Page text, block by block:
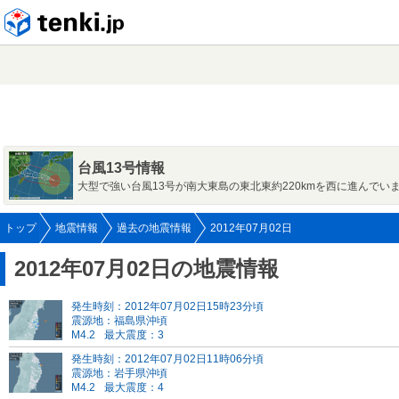
台風13号情報
大型で強い台風13号が南大東島の東北東約220kmを西に進んでい
トップ 地震情報 過去の地震情報 2012年07月02日
2012年07月02日の地震情報
発生時刻：2012年07月02日15時23分頃
震源地：福島県沖頃
M4.2
最大震度：3
発生時刻：2012年07月02日11時06分頃
震源地：岩手県沖頃
M4.2
最大震度：4